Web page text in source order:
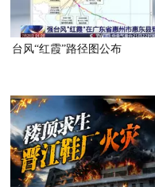
台风“红霞”路径图公布